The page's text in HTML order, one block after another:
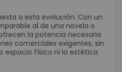
a esta evolución. Con un
al de una novela o
la potencia necesaria
comerciales exigentes, sin
espacio físico ni la estética